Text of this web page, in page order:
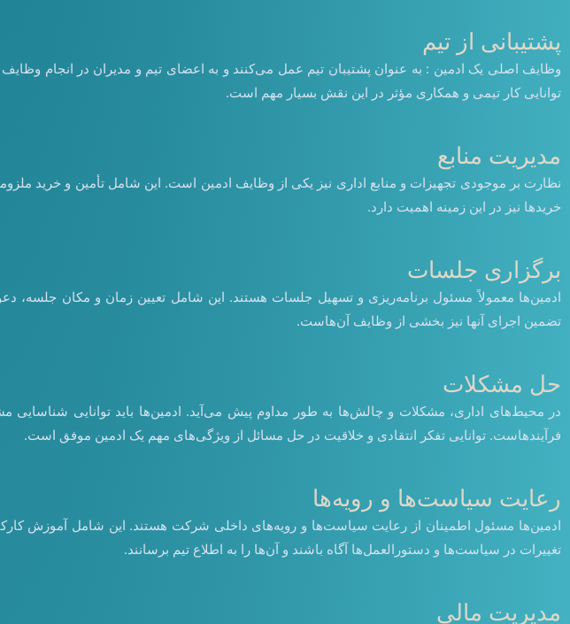
پشتیبانی از تیم
وظایف اصلی یک ادمین : به عنوان پشتیبان تیم عمل می‌کنند و به اعضای تیم و مدیران در انجام
توانایی کار تیمی و همکاری مؤثر در این نقش بسیار مهم است.
مدیریت منابع
نظارت بر موجودی تجهیزات و منابع اداری نیز یکی از وظایف ادمین است. این شامل تأمین و خرید
خریدها نیز در این زمینه اهمیت دارد.
برگزاری جلسات
ادمین‌ها معمولاً مسئول برنامه‌ریزی و تسهیل جلسات هستند. این شامل تعیین زمان و مکان
تضمین اجرای آنها نیز بخشی از وظایف آن‌هاست.
حل مشکلات
در محیط‌های اداری، مشکلات و چالش‌ها به طور مداوم پیش می‌آید. ادمین‌ها باید توانایی شناسایی
فرآیندهاست. توانایی تفکر انتقادی و خلاقیت در حل مسائل از ویژگی‌های مهم یک ادمین موفق است.
رعایت سیاست‌ها و رویه‌ها
ادمین‌ها مسئول اطمینان از رعایت سیاست‌ها و رویه‌های داخلی شرکت هستند. این شامل آموزش
تغییرات در سیاست‌ها و دستورالعمل‌ها آگاه باشند و آن‌ها را به اطلاع تیم برسانند.
مدیریت مالی